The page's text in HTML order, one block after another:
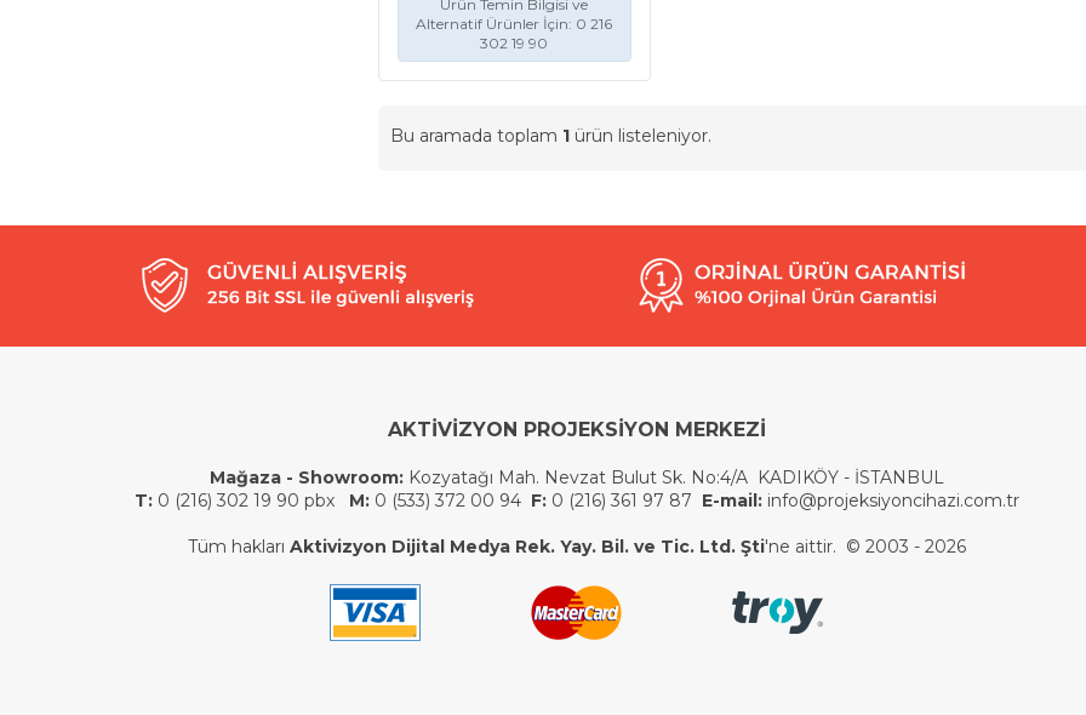
Ürün Temin Bilgisi ve
Alternatif Ürünler İçin: 0 216
302 19 90
Bu aramada toplam 1 ürün listeleniyor.
AKTİVİZYON PROJEKSİYON MERKEZİ
Mağaza - Showroom:Kozyatağı Mah. Nevzat Bulut Sk. No:4/A KADIKÖY - İSTANBUL
T:0 (216) 302 19 90 pbx M:0 (533) 372 00 94 F:0 (216) 361 97 87 E-mail:info@projeksiyoncihazi.com.tr
Tüm hakları Aktivizyon Dijital Medya Rek. Yay. Bil. ve Tic. Ltd. Şti'ne aittir. © 2003 - 2026